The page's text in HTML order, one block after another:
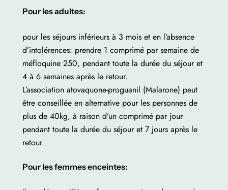
Pour les adultes:
pour les séjours inférieurs à 3 mois et en l’absence
d’intolérences: prendre 1 comprimé par semaine de
méfloquine 250, pendant toute la durée du séjour et
4 à 6 semaines après le retour.
L’association atovaquone-proguanil (Malarone) peut
être conseillée en alternative pour les personnes de
plus de 40kg, à raison d’un comprimé par jour
pendant toute la durée du séjour et 7 jours après le
retour.
Pour les femmes enceintes: